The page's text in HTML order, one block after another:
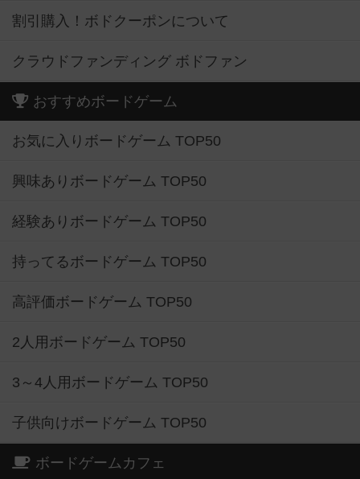
割引購入！ボドクーポンについて
クラウドファンディング ボドファン
おすすめボードゲーム
お気に入りボードゲーム TOP50
興味ありボードゲーム TOP50
経験ありボードゲーム TOP50
持ってるボードゲーム TOP50
高評価ボードゲーム TOP50
2人用ボードゲーム TOP50
3～4人用ボードゲーム TOP50
子供向けボードゲーム TOP50
ボードゲームカフェ